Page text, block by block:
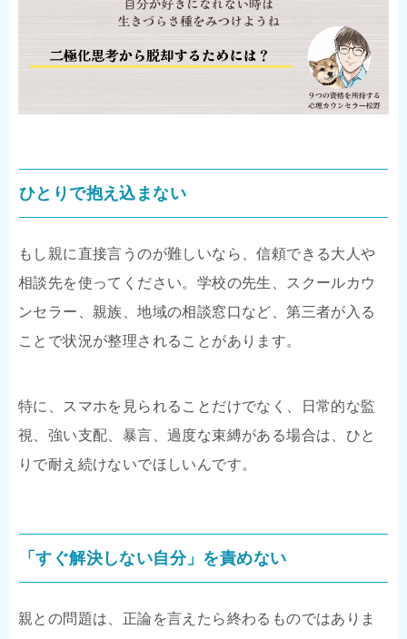
ひとりで抱え込まない
もし親に直接言うのが難しいなら、信頼できる大人や
相談先を使ってください。学校の先生、スクールカウ
ンセラー、親族、地域の相談窓口など、第三者が入る
ことで状況が整理されることがあります。
特に、スマホを見られることだけでなく、日常的な監
視、強い支配、暴言、過度な束縛がある場合は、ひと
りで耐え続けないでほしいんです。
「すぐ解決しない自分」を責めない
親との問題は、正論を言えたら終わるものではありま